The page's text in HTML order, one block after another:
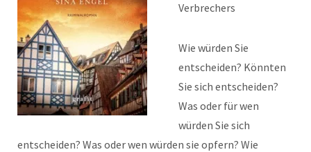
Verbrechers
Wie würden Sie
entscheiden? Könnten
Sie sich entscheiden?
Was oder für wen
würden Sie sich
entscheiden? Was oder wen würden sie opfern? Wie